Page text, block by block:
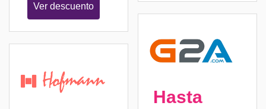
Ver descuento
Hasta